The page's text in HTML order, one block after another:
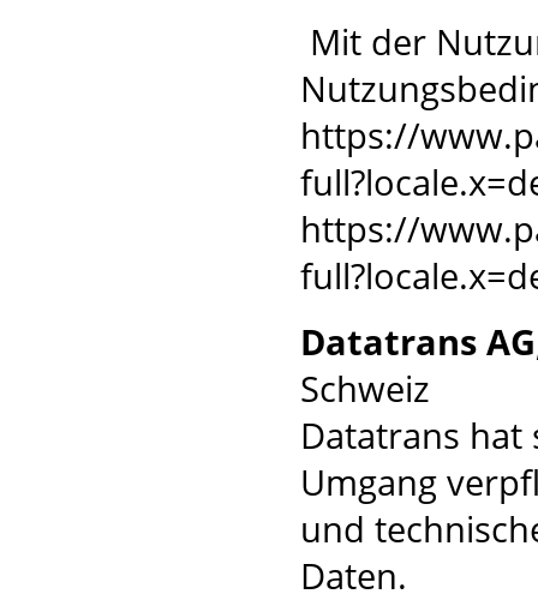
Mit der
https://
https://
Datatrans AG
Schweiz
Datatrans hat
Umgang
und
Daten.